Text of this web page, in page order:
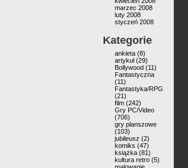
marzec 2008
luty 2008
styczeń 2008
Kategorie
ankieta (8)
artykuł(29)
Bollywood (11)
Fantastyczna
(11)
Fantastyka/RPG
(21)
film (242)
Gry PC/Video
(706)
gry planszowe
(103)
jubileusz (2)
komiks (47)
książka (81)
kultura retro (5)